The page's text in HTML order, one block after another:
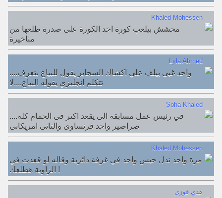
Khaled Mohessen
محشش بيلعب كورة اخد الكورة على صدرة طلعها من
مناخيرة
Lyla Ahmed
....واحد غبى بيلف علي اكشاك السجاير يقول للبياع بتعرف
تتكلم انجليزي يقوله البياع....لا
ٍSoha Khaled
....في رئيس عمل مسابقة الى يقعد اكتر فى الحمام كله
صراصير واحد فرنساوى والتانى امريكانى
Khaled Mohessen
مرة واحد ندل حبس واحد في غرفة دائرية وقاله لو قعدت في
الزاوية هطلعك !
هدي فوزي